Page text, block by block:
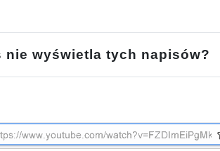
nie wyświetla tych napisów?